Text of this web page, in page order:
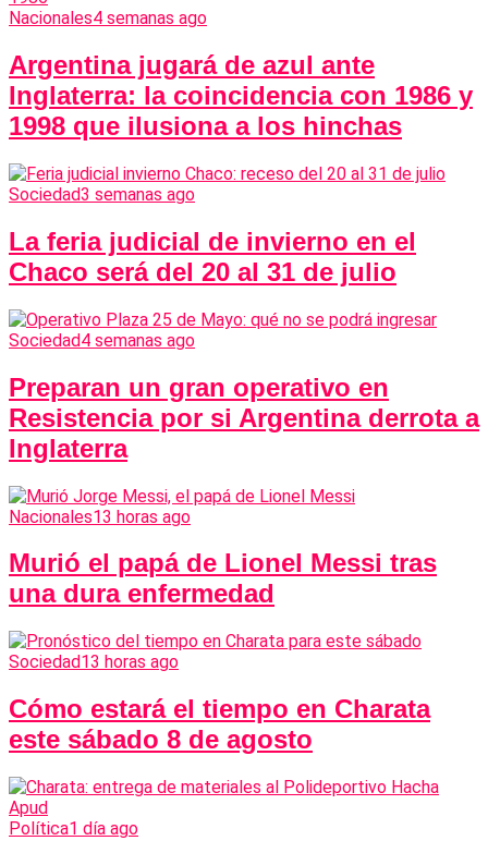
Nacionales4 semanas ago
Argentina jugará de azul ante
Inglaterra: la coincidencia con 1986 y
1998 que ilusiona a los hinchas
Sociedad3 semanas ago
La feria judicial de invierno en el
Chaco será del 20 al 31 de julio
Sociedad4 semanas ago
Preparan un gran operativo en
Resistencia por si Argentina derrota a
Inglaterra
Nacionales13 horas ago
Murió el papá de Lionel Messi tras
una dura enfermedad
Sociedad13 horas ago
Cómo estará el tiempo en Charata
este sábado 8 de agosto
Política1 día ago